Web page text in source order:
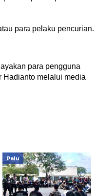
para pelaku pencurian.
para pengguna
Hadianto melalui media
Palu